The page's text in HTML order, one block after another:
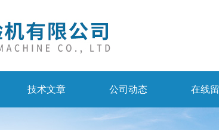
技术文章 公司动态 在线